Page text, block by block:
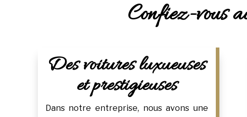
Confiez-vous
Des voitures luxueuses
et prestigieuses
Dans notre entreprise, nous avons une